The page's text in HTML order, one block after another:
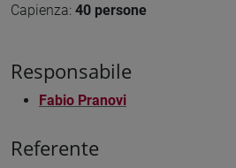
Capienza: 40 persone
Responsabile
Fabio Pranovi
Referente